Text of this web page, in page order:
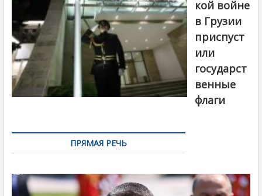
кой войне
в Грузии
приспуст
или
государст
венные
флаги
ПРЯМАЯ РЕЧЬ